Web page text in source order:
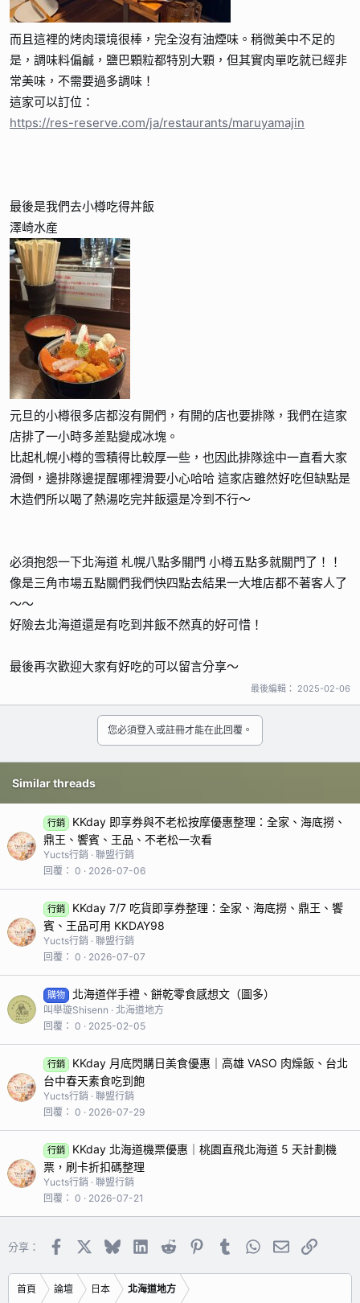
而且這裡的烤肉環境很棒，完全沒有油煙味。稍微美中不足的
是，調味料偏鹹，鹽巴顆粒都特別大顆，但其實肉單吃就已經非
常美味，不需要過多調味！
這家可以訂位：
https://res-reserve.com/ja/restaurants/maruyamajin
最後是我們去小樽吃得丼飯
澤崎水産
元旦的小樽很多店都沒有開們，有開的店也要排隊，我們在這家
店排了一小時多差點變成冰塊。
比起札幌小樽的雪積得比較厚一些，也因此排隊途中一直看大家
滑倒，邊排隊邊提醒哪裡滑要小心哈哈 這家店雖然好吃但缺點是
木造們所以喝了熱湯吃完丼飯還是冷到不行～
必須抱怨一下北海道 札幌八點多關門 小樽五點多就關門了！！
像是三角市場五點關們我們快四點去結果一大堆店都不著客人了
～～
好險去北海道還是有吃到丼飯不然真的好可惜！
最後再次歡迎大家有好吃的可以留言分享～
最後編輯： 2025-02-06
您必須登入或註冊才能在此回覆。
Similar threads
行銷
KKday 即享券與不老松按摩優惠整理：全家、海底撈、
鼎王、饗賓、王品、不老松一次看
Yucts行銷
聯盟行銷
回覆
0 2026-07-06
行銷
KKday 7/7 吃貨即享券整理：全家、海底撈、鼎王、饗
賓、王品可用 KKDAY98
Yucts行銷
聯盟行銷
回覆
0 2026-07-07
購物 北海道伴手禮、餅乾零食感想文（圖多）
叫舉璇Shisenn
北海道地方
回覆
0 2025-02-05
行銷
KKday 月底閃購日美食優惠｜高雄 VASO 肉燥飯、台北
台中春天素食吃到飽
Yucts行銷
聯盟行銷
回覆
0 2026-07-29
行銷
KKday 北海道機票優惠｜桃園直飛北海道 5 天計劃機
票，刷卡折扣碼整理
Yucts行銷
聯盟行銷
回覆
0 2026-07-21
分享： Facebook BlueskyLinkedInReddit PinterestTumblr WhatsApp
電子郵件連結
首頁 論壇 日本 北海道地方